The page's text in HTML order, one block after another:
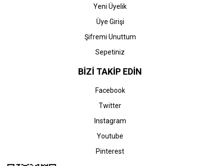
Yeni Üyelik
Üye Girişi
Şifremi Unuttum
Sepetiniz
BİZİ TAKİP EDİN
Facebook
Twitter
Instagram
Youtube
Pinterest